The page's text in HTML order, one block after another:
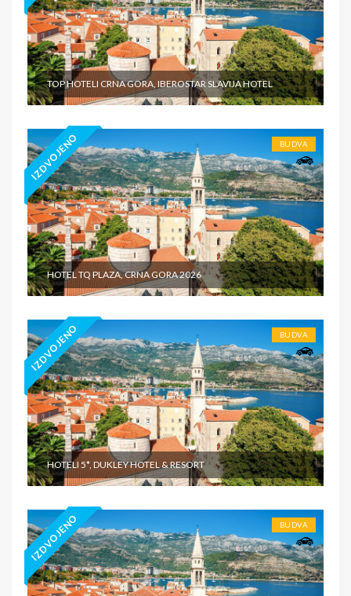
TOP HOTELI CRNA GORA, IBEROSTAR SLAVIJA HOTEL
IZDVOJENO BUDVA
HOTEL TQ PLAZA, CRNA GORA 2026
IZDVOJENO BUDVA
HOTELI 5*, DUKLEY HOTEL & RESORT
IZDVOJENO BUDVA